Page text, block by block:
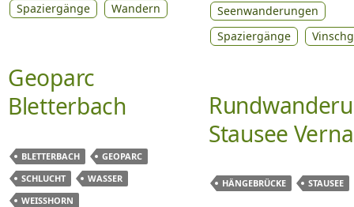
Spaziergänge
Wandern
Geoparc
Bletterbach
BLETTERBACH
GEOPARC
SCHLUCHT
WASSER
WEISSHORN
Seenwanderungen
Spaziergänge
Stausee
HÄNGEBRÜCKE STAUSEE